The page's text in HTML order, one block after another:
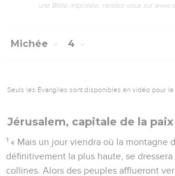
une Bible imprimée, rendez-vous sur
Michée 4
Seuls les Évangiles sont disponibles en vidéo pour le
Jérusalem, capitale de la paix
1 « Mais un jour viendra où la montagne
définitivement la plus haute, se dressera
collines. Alors des peuples afflueront